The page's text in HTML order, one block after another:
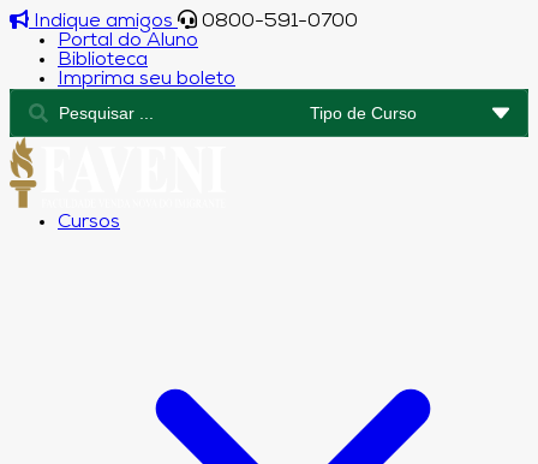
Indique amigos
0800-591-0700
Portal do Aluno
Biblioteca
Imprima seu boleto
Cursos